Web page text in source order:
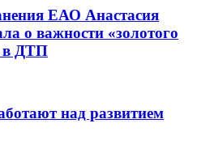
ЕАО Анастасия
о важности «золотого
в ДТП
над развитием